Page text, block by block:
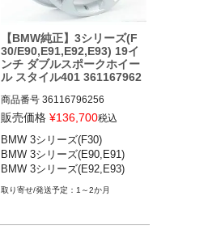
【BMW純正】3シリーズ(F
30/E90,E91,E92,E93) 19イ
ンチ ダブルスポークホイー
ル スタイル401 361167962
商品番号 36116796256
36116796256
BMW 3シリーズ(F30) 12-19
BMW 3シリーズ(E90,E91) 05-1
2
BMW 3シリーズ(E92,E93) 05-1
販売価格 ¥136,700税込
BMW 3シリーズ(F30)
BMW 3シリーズ(E90,E91)
BMW 3シリーズ(E92,E93)
1～2か月